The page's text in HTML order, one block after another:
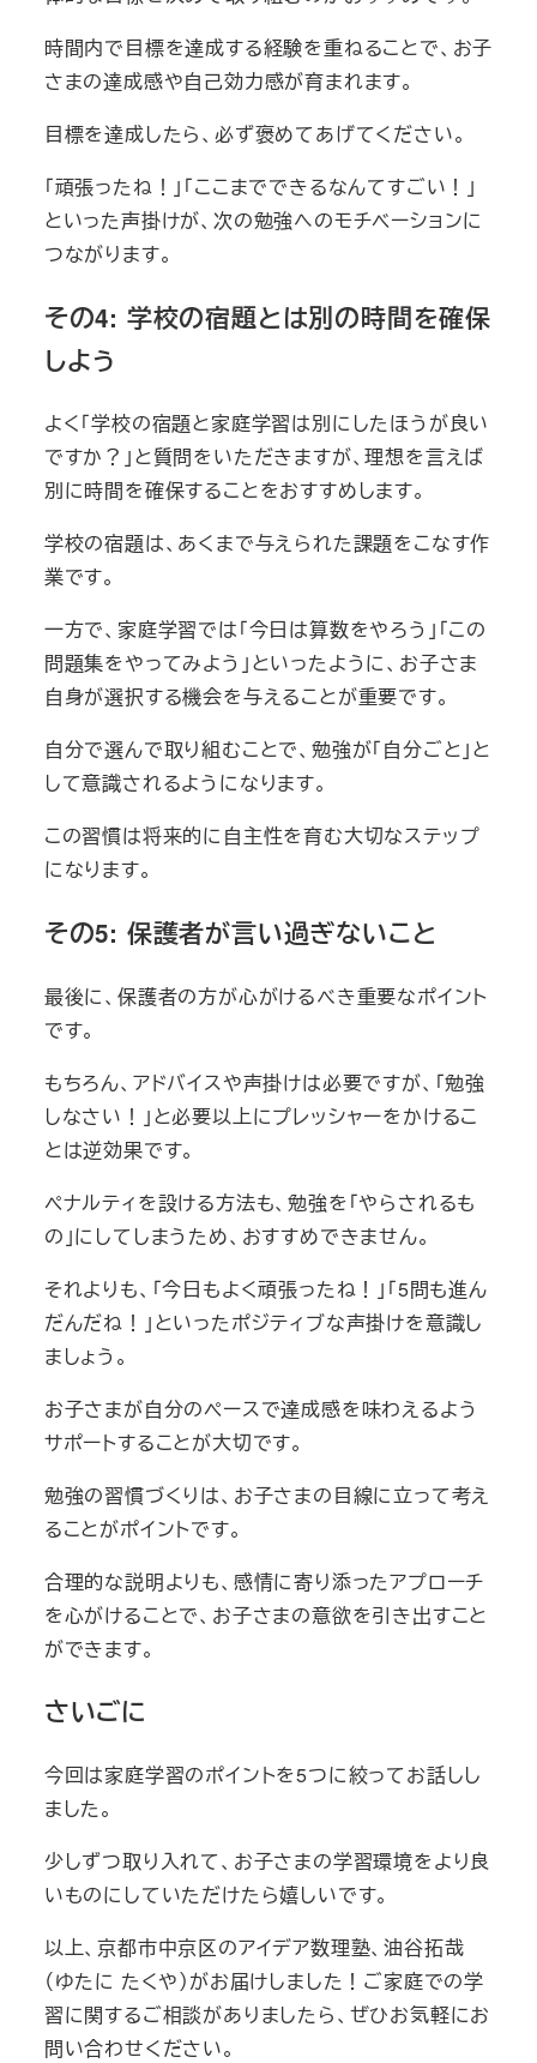
時間内で目標を達成する経験を重ねることで、お子
さまの達成感や自己効力感が育まれます。
目標を達成したら、必ず褒めてあげてください。
「頑張ったね！」「ここまでできるなんてすごい！」
といった声掛けが、次の勉強へのモチベーションに
つながります。
その4: 学校の宿題とは別の時間を確保
しよう
よく「学校の宿題と家庭学習は別にしたほうが良い
ですか？」と質問をいただきますが、理想を言えば
別に時間を確保することをおすすめします。
学校の宿題は、あくまで与えられた課題をこなす作
業です。
一方で、家庭学習では「今日は算数をやろう」「この
問題集をやってみよう」といったように、お子さま
自身が選択する機会を与えることが重要です。
自分で選んで取り組むことで、勉強が「自分ごと」と
して意識されるようになります。
この習慣は将来的に自主性を育む大切なステップ
になります。
その5: 保護者が言い過ぎないこと
最後に、保護者の方が心がけるべき重要なポイント
です。
もちろん、アドバイスや声掛けは必要ですが、「勉強
しなさい！」と必要以上にプレッシャーをかけるこ
とは逆効果です。
ペナルティを設ける方法も、勉強を「やらされるも
の」にしてしまうため、おすすめできません。
それよりも、「今日もよく頑張ったね！」「5問も進ん
だんだね！」といったポジティブな声掛けを意識し
ましょう。
お子さまが自分のペースで達成感を味わえるよう
サポートすることが大切です。
勉強の習慣づくりは、お子さまの目線に立って考え
ることがポイントです。
合理的な説明よりも、感情に寄り添ったアプローチ
を心がけることで、お子さまの意欲を引き出すこと
ができます。
さいごに
今回は家庭学習のポイントを5つに絞ってお話しし
ました。
少しずつ取り入れて、お子さまの学習環境をより良
いものにしていただけたら嬉しいです。
以上、京都市中京区のアイデア数理塾、油谷拓哉
（ゆたに たくや）がお届けしました！ご家庭での学
習に関するご相談がありましたら、ぜひお気軽にお
問い合わせください。